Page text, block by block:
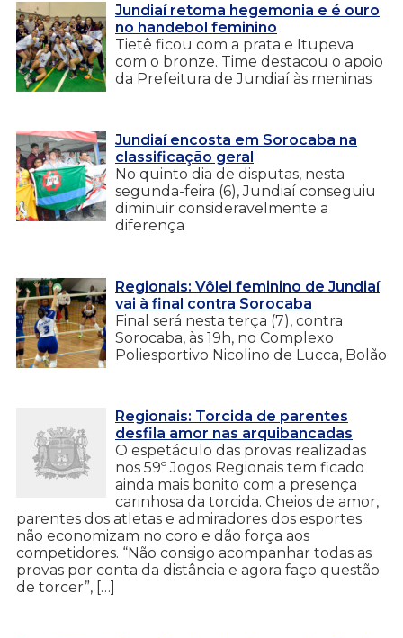
Jundiaí retoma hegemonia e é ouro
no handebol feminino
Tietê ficou com a prata e Itupeva
com o bronze. Time destacou o apoio
da Prefeitura de Jundiaí às meninas
Jundiaí encosta em Sorocaba na
classificação geral
No quinto dia de disputas, nesta
segunda-feira (6), Jundiaí conseguiu
diminuir consideravelmente a
diferença
Regionais: Vôlei feminino de Jundiaí
vai à final contra Sorocaba
Final será nesta terça (7), contra
Sorocaba, às 19h, no Complexo
Poliesportivo Nicolino de Lucca, Bolão
Regionais: Torcida de parentes
desfila amor nas arquibancadas
O espetáculo das provas realizadas
nos 59º Jogos Regionais tem ficado
ainda mais bonito com a presença
carinhosa da torcida. Cheios de amor,
parentes dos atletas e admiradores dos esportes
não economizam no coro e dão força aos
competidores. “Não consigo acompanhar todas as
provas por conta da distância e agora faço questão
de torcer”, […]